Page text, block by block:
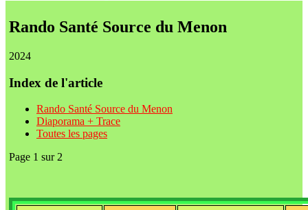
Rando Santé Source du Menon
2024
Index de l'article
Rando Santé Source du Menon
Diaporama + Trace
Toutes les pages
Page 1 sur 2